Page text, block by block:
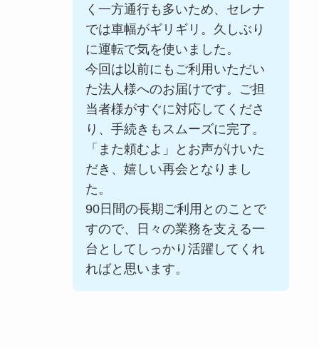
く一方通行も多いため、セレナ
では車幅がギリギリ。久しぶり
に運転で気を使いました。
今回は以前にもご利用いただい
た法人様へのお届けです。ご担
当者様がすぐに対応してくださ
り、手続きもスムーズに完了。
「また頼むよ」とお声がけいた
だき、嬉しい再会となりまし
た。
90日間の長期ご利用とのことで
すので、日々の業務を支える一
台としてしっかり活躍してくれ
ればと思います。